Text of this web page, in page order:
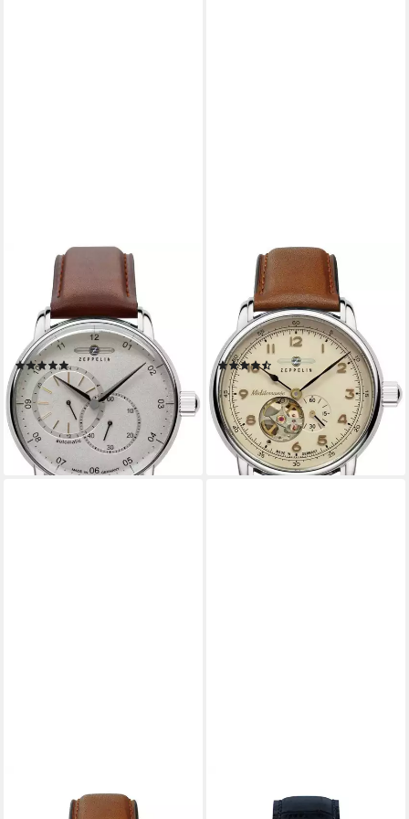
ZEPPELIN
Automatikuhr New Captain´s
Line 8662-1, Mechanische
Uhr, Armbanduhr, Herrenuhr,
Lederarmband, Made in
Germany (12)
ab 310,61 € UVP349,00 €
-11%
lieferbar - in 1-2 Werktagen bei dir
ZEPPELIN
Automatikuhr Méditerranée
9666-5, Mechanische Uhr,
Armbanduhr, Herrenuhr,
offene Unruh, Made in
Germany (5)
ab 310,61 € UVP349,00 €
-11%
lieferbar - in 1-2 Werktagen bei dir
Automatikuhr Herrenuhr
Chronograph 100 Jahre